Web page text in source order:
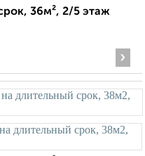
36м², 2/5 этаж
›